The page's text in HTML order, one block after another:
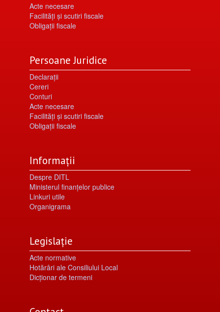
Acte necesare
Facilități şi scutiri fiscale
Obligaţii fiscale
Persoane Juridice
Declarații
Cereri
Conturi
Acte necesare
Facilități şi scutiri fiscale
Obligaţii fiscale
Informații
Despre DITL
Ministerul finanțelor publice
Linkuri utile
Organigrama
Legislație
Acte normative
Hotărâri ale Consiliului Local
Dicționar de termeni